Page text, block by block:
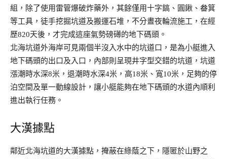
組，除了使用雷管爆破炸藥外，其餘僅用十字鎬、圓鍬、畚箕
等工具，徒手挖掘坑道及搬運石堆，不分晝夜輪流施工，在經
歷820天後，才完成這座氣勢磅礡的地下碼頭。
北海坑道外海岸可見兩個半沒入水中的坑道口，是為小艇進入
地下碼頭的出口及入口，內部則呈現井字型交錯的坑道，坑道
漲潮時水深8米，退潮時水深4米，高18米、寬10米，足夠的停
泊空間及單一動線設計，讓小艇能夠在地下碼頭的水道內順利
進出執行任務。
大漢據點
鄰近北海坑道的大漢據點，掩蔽在綠蔭之下，隱匿於山野之